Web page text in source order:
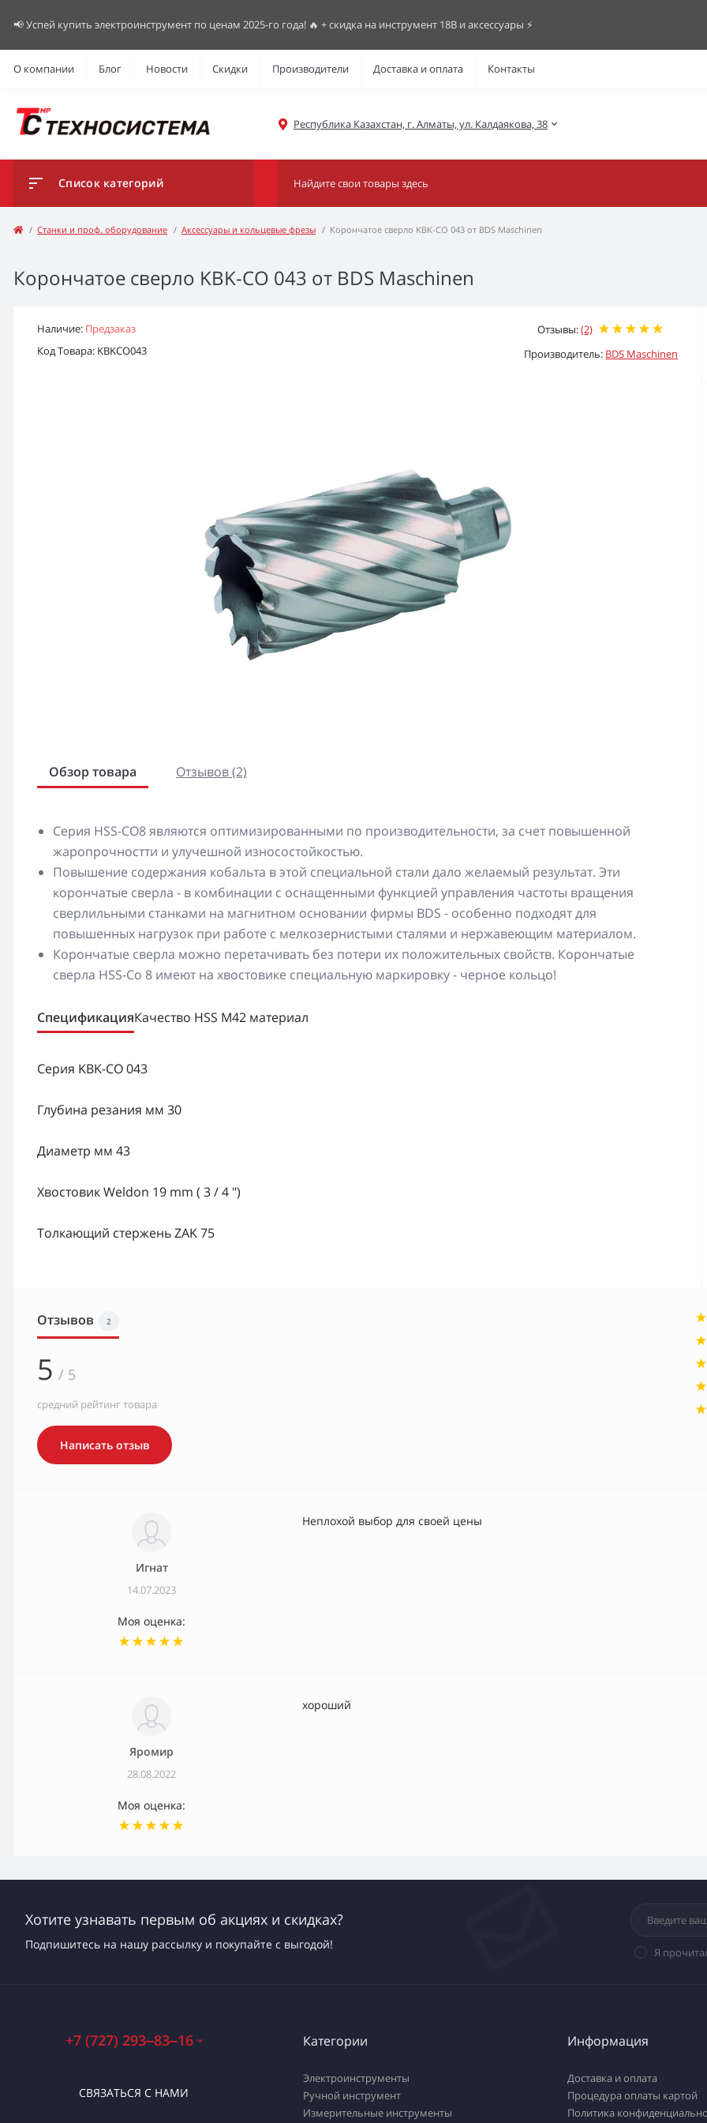
📢 Успей купить электроинструмент по ценам 2025-го года! 🔥 + скидка на инструмент 18В и аксессуары ⚡️
О компании Блог Новости Скидки Производители Доставка и оплата Контакты
Республика Казахстан, г. Алматы, ул. Калдаякова, 38
Список категорий
Станки и проф. оборудование Аксессуары и кольцевые фрезы Корончатое сверло KBK-CO 043 от BDS Maschinen
Корончатое сверло KBK-CO 043 от BDS Maschinen
Наличие: Предзаказ
Код Товара: KBKCO043
Отзывы:(2)
Производитель: BDS Maschinen
Обзор товара Отзывов (2)
Серия HSS-CO8 являются оптимизированными по производительности, за счет повышенной
жаропрочностти и улучешной износостойкостью.
Повышение содержания кобальта в этой специальной стали дало желаемый результат. Эти
корончатые сверла - в комбинации с оснащенными функцией управления частоты вращения
сверлильными станками на магнитном основании фирмы BDS - особенно подходят для
повышенных нагрузок при работе с мелкозернистыми сталями и нержавеющим материалом.
Корончатые сверла можно перетачивать без потери их положительных свойств. Корончатые
сверла HSS-Co 8 имеют на хвостовике специальную маркировку - черное кольцо!
СпецификацияКачество HSS M42 материал
Серия KBK-CO 043
Глубина резания мм 30
Диаметр мм 43
Хвостовик Weldon 19 mm ( 3 / 4 ")
Толкающий стержень ZAK 75
Отзывов 2
5 / 5
средний рейтинг товара
Написать отзыв
Игнат
14.07.2023
Моя оценка:
Неплохой выбор для своей цены
Яромир
28.08.2022
Моя оценка:
хороший
Хотите узнавать первым об акциях и скидках?
Подпишитесь на нашу рассылку и покупайте с выгодой!
Я
+7 (727) 293‒83‒16
СВЯЗАТЬСЯ С НАМИ
Категории
Электроинструменты
Ручной инструмент
Измерительные инструменты
Информация
Доставка и оплата
Процедура оплаты картой
Политика